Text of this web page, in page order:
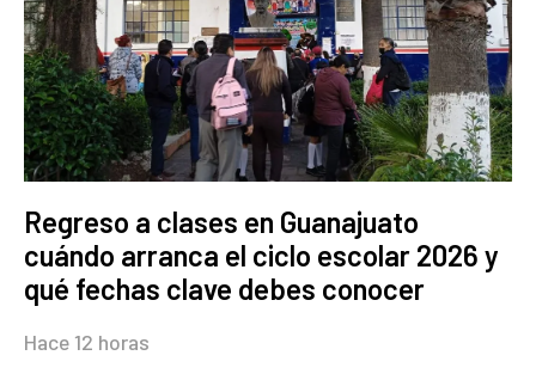
Regreso a clases en Guanajuato
cuándo arranca el ciclo escolar 2026 y
qué fechas clave debes conocer
Hace 12 horas